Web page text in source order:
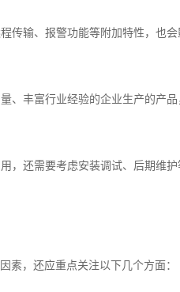
传输、报警功能等附加特性，也会
、丰富行业经验的企业生产的产
，还需要考虑安装调试、后期维护
素，还应重点关注以下几个方面：